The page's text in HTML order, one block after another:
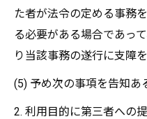
た者が法令の定める事務
る必要がある場合であっ
り当該事務の遂行に支障
(5) 予め次の事項を告知あ
2. 利用目的に第三者への